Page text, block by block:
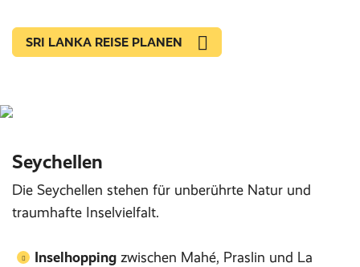
SRI LANKA REISE PLANEN
Seychellen
Die Seychellen stehen für unberührte Natur und
traumhafte Inselvielfalt.
Inselhopping zwischen Mahé, Praslin und La